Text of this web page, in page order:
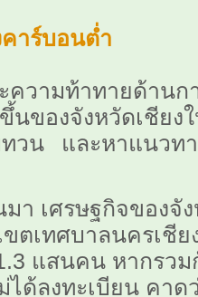
าร์บอนต่ำ
ความท้าทายด้า
ขึ้นของจังหวัดเ
ทวน และหาแนวท
า เศรษฐกิจของจั
ตเทศบาลนครเชี
แสนคน หากรว
ได้ลงทะเบียน คา